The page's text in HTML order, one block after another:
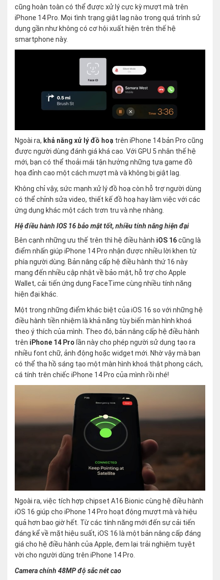
cũng hoàn toàn có thể được xử lý cực kỳ mượt mà trên
iPhone 14 Pro. Mọi tình trạng giật lag nào trong quá trình sử
dụng gần như không có cơ hội xuất hiện trên thế hệ
smartphone này.
Ngoài ra, khả năng xử lý đồ hoạ trên iPhone 14 bản Pro cũng
được người dùng đánh giá khá cao. Với GPU 5 nhân thế hệ
mới, bạn có thể thoải mái tận hưởng những tựa game đồ
họa đỉnh cao một cách mượt mà và không bị giật lag.
Không chỉ vậy, sức mạnh xử lý đồ hoạ còn hỗ trợ người dùng
có thể chỉnh sửa video, thiết kế đồ hoạ hay làm việc với các
ứng dụng khác một cách trơn tru và nhẹ nhàng.
Hệ điều hành IOS 16 bảo mật tốt, nhiều tính năng hiện đại
Bên cạnh những ưu thế trên thì hệ điều hành iOS 16cũng là
điểm nhấn giúp iPhone 14 Pro nhận được nhiều lời khen từ
phía người dùng. Bản nâng cấp hệ điều hành thứ 16 này
mang đến nhiều cập nhật về bảo mật, hỗ trợ cho Apple
Wallet, cải tiến ứng dụng FaceTime cùng nhiều tính năng
hiện đại khác.
Một trong những điểm khác biệt của iOS 16 so với những hệ
điều hành tiền nhiệm là khả năng tùy biến màn hình khoá
theo ý thích của mình. Theo đó, bản nâng cấp hệ điều hành
trên iPhone 14 Pro lần này cho phép người sử dụng tạo ra
nhiều font chữ, ảnh động hoặc widget mới. Nhờ vậy mà bạn
có thể tha hồ sáng tạo một màn hình khoá thật phong cách,
cá tính trên chiếc iPhone 14 Pro của mình rồi nhé!
Ngoài ra, việc tích hợp chipset A16 Bionic cùng hệ điều hành
iOS 16 giúp cho iPhone 14 Pro hoạt động mượt mà và hiệu
quả hơn bao giờ hết. Từ các tính năng mới đến sự cải tiến
đáng kể về mặt hiệu suất, iOS 16 là một bản nâng cấp đáng
giá cho hệ điều hành của Apple, đem lại trải nghiệm tuyệt
vời cho người dùng trên iPhone 14 Pro.
Camera chính 48MP độ sắc nét cao